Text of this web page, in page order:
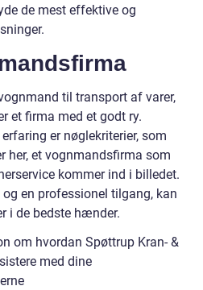
de mest effektive og
til transport af varer,
et firma med et godt ry.
er nøglekriterier, som
her, et vognmandsfirma som
kommer ind i billedet.
en professionel tilgang, kan
i de bedste hænder.
om hvordan Spøttrup Kran- &
med dine